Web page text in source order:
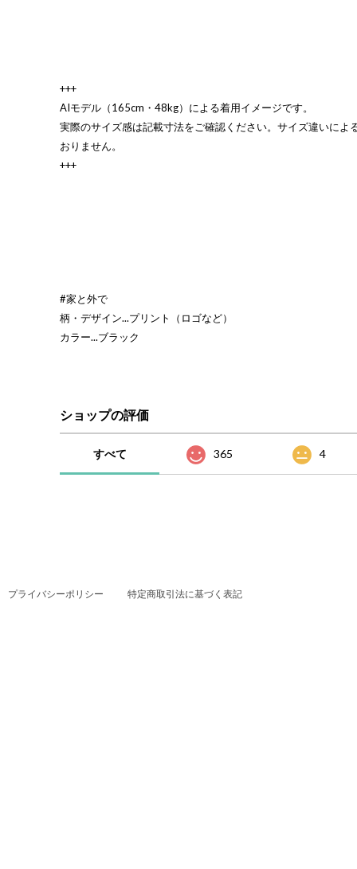
+++
AIモデル（165cm・48kg）による着用イメージです。
実際のサイズ感は記載寸法をご確認ください。サイズ違いによ
おりません。
+++
#家と外で
柄・デザイン...プリント（ロゴなど）
カラー...ブラック
ショップの評価
すべて 365 4
プライバシーポリシー 特定商取引法に基づく表記